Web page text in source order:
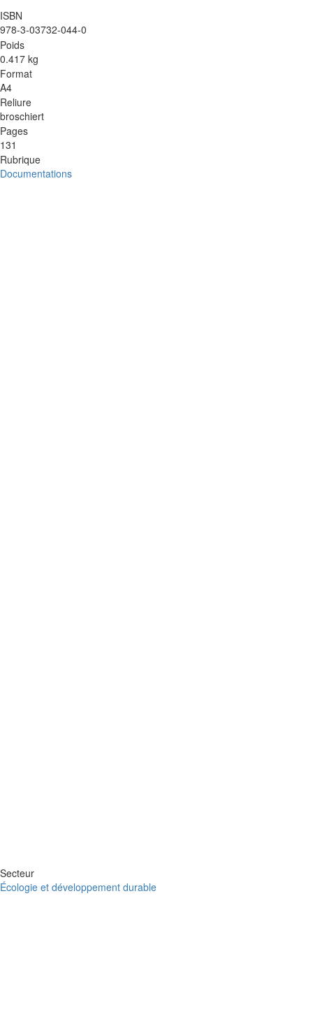
ISBN
978-3-03732-044-0
Poids
0.417 kg
Format
A4
Reliure
broschiert
Pages
131
Rubrique
Documentations
Secteur
Écologie et développement durable